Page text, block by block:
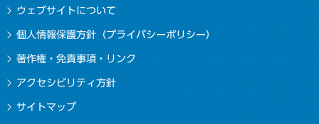
ウェブサイトについて
個人情報保護方針（プライバシーポリシー）
著作権・免責事項・リンク
アクセシビリティ方針
サイトマップ